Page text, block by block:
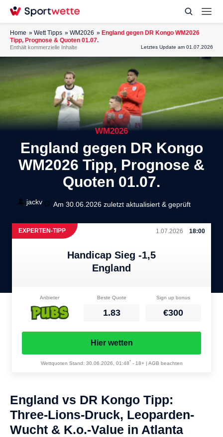
Home Wett Tipps WM2026
England gegen DR Kongo WM2026
Tipp, Prognose & Quoten 01.07.
Enthält kommerzielle Inhalte Letztes Update am 01.07.2026
WM2026
England gegen DR Kongo
WM2026 Tipp, Prognose &
Quoten 01.07.
jackv Am 30.06.2026 zuletzt aktualisiert & geprüft
EXPERTEN-TIPP 1.07.2026 18:00
Handicap Sieg -1,5
England
Anbieter Beste Quote
1.83
Sign up bonus
€300
Hier wetten
Wettquoten Stand: 30.06.2026, 01:48*- 18+ | AGB beachten
England vs DR Kongo Tipp:
Three-Lions-Druck, Leoparden-
Wucht & K.o.-Value in Atlanta